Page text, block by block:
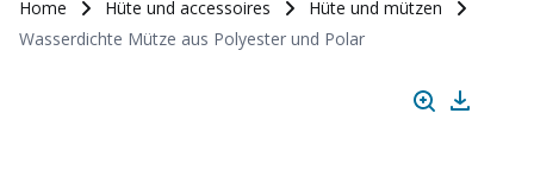
Home Hüte und accessoires
Hüte und mützen
Wasserdichte Mütze aus Polyester und Polar